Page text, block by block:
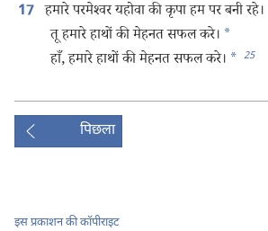
17 हमारे परमेश्‍वर यहोवा की कृपा हम पर बनी रहे।
तू हमारे हाथों की मेहनत सफल करे। *
हाँ, हमारे हाथों की मेहनत सफल करे। * 25
पिछला
इस प्रकाशन की कॉपीराइट